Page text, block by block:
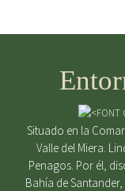
Situado en la
Valle del Miera.
Penagos. Por él,
Bahía de